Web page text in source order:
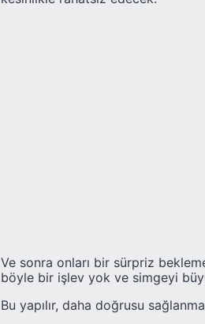
Ve sonra onları bir sürpriz
böyle bir işlev yok ve simgeyi
Bu yapılır, daha doğrusu